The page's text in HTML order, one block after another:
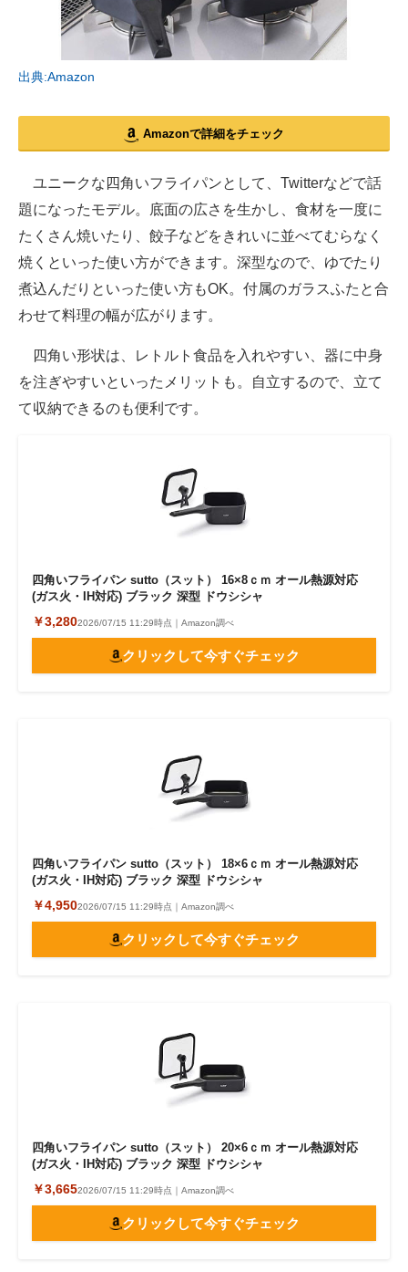
出典:Amazon
Amazonで詳細をチェック
ユニークな四角いフライパンとして、Twitterなどで話
題になったモデル。底面の広さを生かし、食材を一度に
たくさん焼いたり、餃子などをきれいに並べてむらなく
焼くといった使い方ができます。深型なので、ゆでたり
煮込んだりといった使い方もOK。付属のガラスふたと合
わせて料理の幅が広がります。
四角い形状は、レトルト食品を入れやすい、器に中身
を注ぎやすいといったメリットも。自立するので、立て
て収納できるのも便利です。
四角いフライパン sutto（スット） 16×8ｃｍ オール熱源対応
(ガス火・IH対応) ブラック 深型 ドウシシャ
￥3,2802026/07/15 11:29時点｜Amazon調べ
クリックして今すぐチェック
四角いフライパン sutto（スット） 18×6ｃｍ オール熱源対応
(ガス火・IH対応) ブラック 深型 ドウシシャ
￥4,9502026/07/15 11:29時点｜Amazon調べ
クリックして今すぐチェック
四角いフライパン sutto（スット） 20×6ｃｍ オール熱源対応
(ガス火・IH対応) ブラック 深型 ドウシシャ
￥3,6652026/07/15 11:29時点｜Amazon調べ
クリックして今すぐチェック